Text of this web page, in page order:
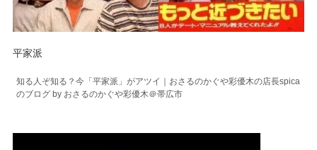
平家派
知る人ぞ知る？今「平家派」がアツイ｜おさるのかぐや彩優木の店長spica
のブログ by おさるのかぐや彩優木＠帯広市